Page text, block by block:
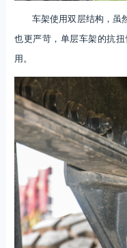
车架使用双层结构，虽
也更严苛，单层车架的抗
用。